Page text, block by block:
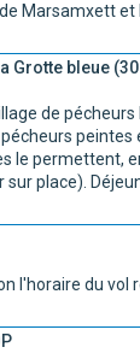
Marsamxett et
Grotte bleue
de
peintes
le permettent,
sur place).
l'horaire du vol